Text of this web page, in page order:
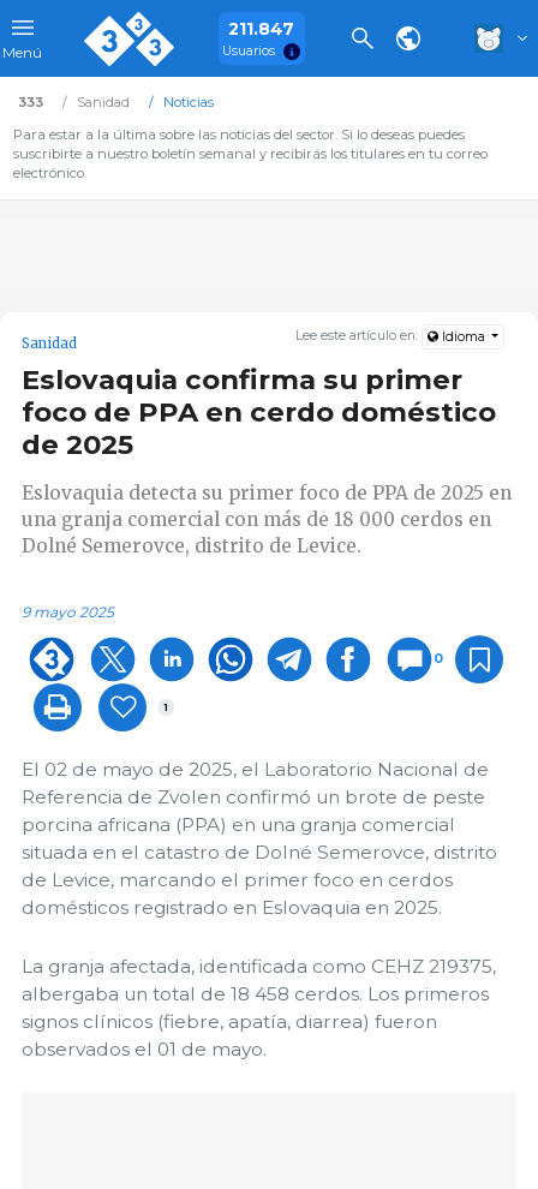
Menú
211.847
Usuarios
333 Sanidad
Noticias
Para estar a la última sobre las noticias del sector. Si lo deseas puedes
suscribirte a nuestro boletín semanal y recibirás los titulares en tu correo
electrónico.
Lee este artículo en: Idioma
Sanidad
Eslovaquia confirma su primer
foco de PPA en cerdo doméstico
de 2025
Eslovaquia detecta su primer foco de PPA de 2025 en
una granja comercial con más de 18 000 cerdos en
Dolné Semerovce, distrito de Levice.
9 mayo 2025
0
1
El 02 de mayo de 2025, el Laboratorio Nacional de
Referencia de Zvolen confirmó un brote de peste
porcina africana (PPA) en una granja comercial
situada en el catastro de Dolné Semerovce, distrito
de Levice, marcando el primer foco en cerdos
domésticos registrado en Eslovaquia en 2025.
La granja afectada, identificada como CEHZ 219375,
albergaba un total de 18 458 cerdos. Los primeros
signos clínicos (fiebre, apatía, diarrea) fueron
observados el 01 de mayo.